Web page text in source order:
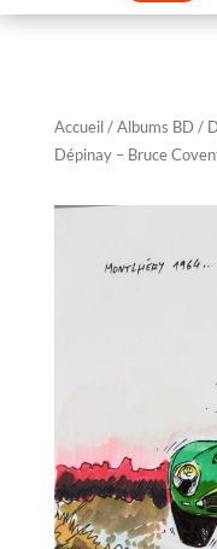
Accueil/Albums BD /
Dépinay – Bruce